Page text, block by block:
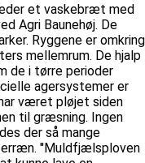
et vaskebræt med
Agri Baunehøj. De
Ryggene er omkring
mellemrum. De hjalp
de i tørre perioder
agersystemer er
været pløjet siden
til græsning. Ingen
der så mange
''Muldfjælsploven